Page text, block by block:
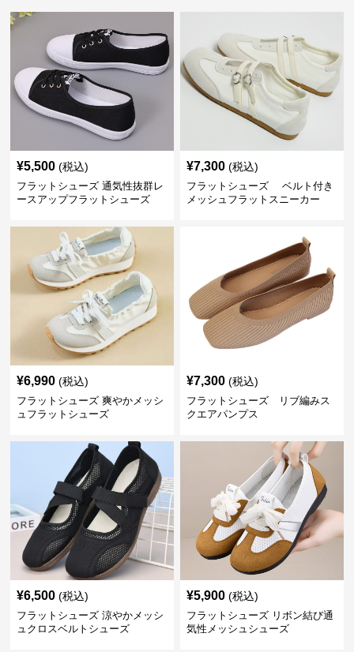
¥5,500 (税込)
フラットシューズ 通気性抜群レ
ースアップフラットシューズ
¥7,300 (税込)
フラットシューズ ベルト付き
メッシュフラットスニーカー
¥6,990 (税込)
フラットシューズ 爽やかメッシ
ュフラットシューズ
¥7,300 (税込)
フラットシューズ リブ編みス
クエアパンプス
¥6,500 (税込)
フラットシューズ 涼やかメッシ
ュクロスベルトシューズ
¥5,900 (税込)
フラットシューズ リボン結び通
気性メッシュシューズ